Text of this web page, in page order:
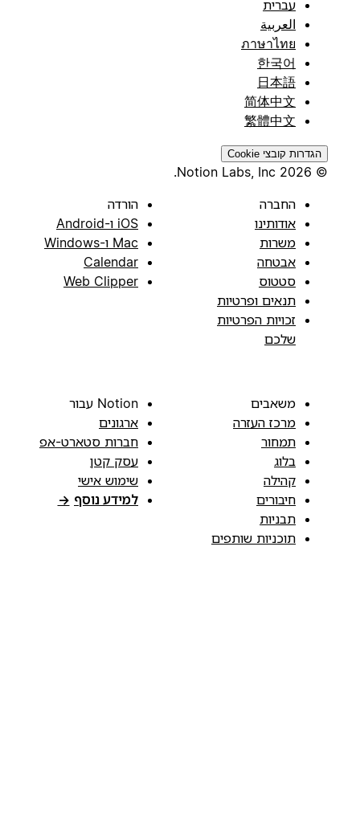
עברית
العربية
ภาษาไทย
한국어
日本語
简体中文
繁體中文
הגדרות קובצי Cookie
החברה
אודותינו
משרות
אבטחה
סטטוס
תנאים ופרטיות
זכויות הפרטיות
שלכם
הורדה
iOS ו-Android
Mac ו-Windows
Calendar
Web Clipper
משאבים
מרכז העזרה
תמחור
בלוג
קהילה
חיבורים
תבניות
תוכניות שותפים
Notion עבור
ארגונים
חברות סטארט-אפ
עסק קטן
שימוש אישי
למידע נוסף →